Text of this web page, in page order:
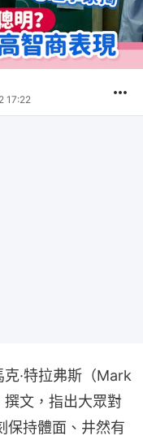
17:22
克·特拉弗斯（Mark
撰文，指出大眾對
保持體面、井然有